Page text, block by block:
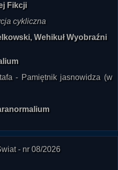
cykliczna
Wehikuł Wyobraźni
- Pamiętnik jasnowidza (w